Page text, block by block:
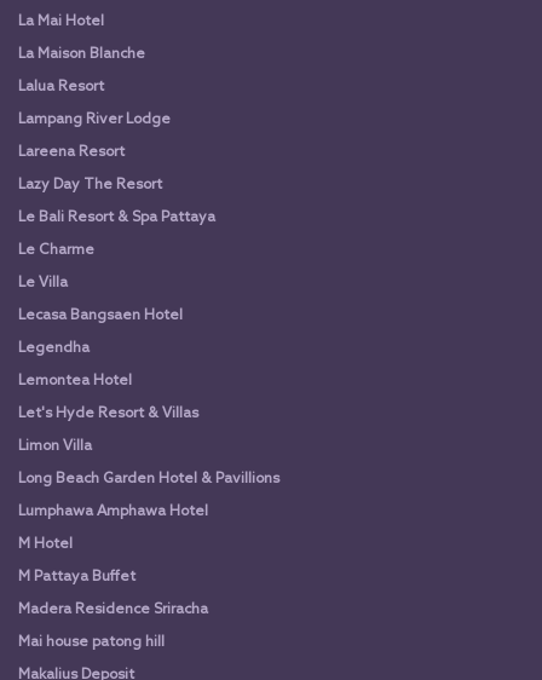
La Mai Hotel
La Maison Blanche
Lalua Resort
Lampang River Lodge
Lareena Resort
Lazy Day The Resort
Le Bali Resort & Spa Pattaya
Le Charme
Le Villa
Lecasa Bangsaen Hotel
Legendha
Lemontea Hotel
Let's Hyde Resort & Villas
Limon Villa
Long Beach Garden Hotel & Pavillions
Lumphawa Amphawa Hotel
M Hotel
M Pattaya Buffet
Madera Residence Sriracha
Mai house patong hill
Makalius Deposit